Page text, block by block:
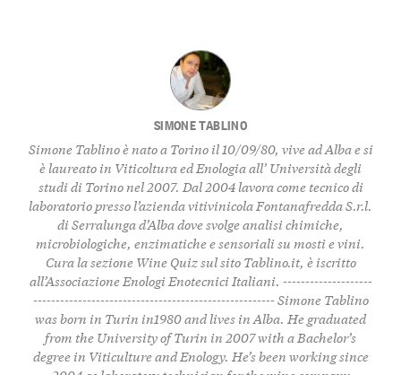
SIMONE TABLINO
Simone Tablino è nato a Torino il 10/09/80, vive ad Alba e si
è laureato in Viticoltura ed Enologia all’ Università degli
studi di Torino nel 2007. Dal 2004 lavora come tecnico di
laboratorio presso l’azienda vitivinicola Fontanafredda S.r.l.
di Serralunga d’Alba dove svolge analisi chimiche,
microbiologiche, enzimatiche e sensoriali su mosti e vini.
Cura la sezioneWine Quizsul sito Tablino.it, è iscritto
all’Associazione Enologi Enotecnici Italiani. --------------------
------------------------------------------------------ Simone Tablino
was born in Turin in1980 and lives in Alba. He graduated
from the University of Turin in 2007 with a Bachelor’s
degree in Viticulture and Enology. He’s been working since